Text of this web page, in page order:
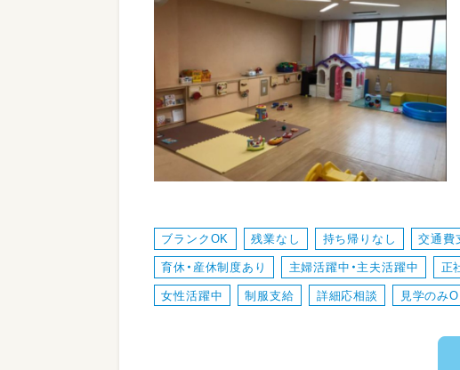
ブランクOK 残業なし 持ち帰りなし 交通費
育休・産休制度あり 主婦活躍中・主夫活躍中 正
女性活躍中 制服支給 詳細応相談 見学のみ